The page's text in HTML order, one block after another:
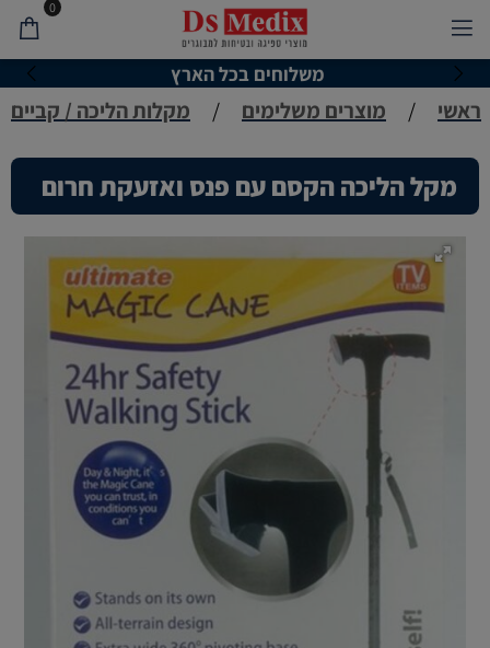
משלוחים בכל הארץ
0
ראשי / מוצרים משלימים / מקלות הליכה / קביים
מקל הליכה הקסם עם פנס ואזעקת חרום